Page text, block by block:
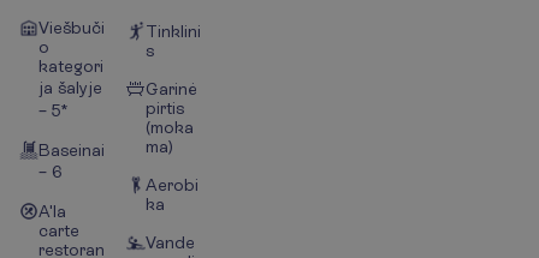
Viešbuči
o
kategori
ja šalyje
– 5*
Baseinai
– 6
A'la
carte
restoran
Tinklini
s
Garinė
pirtis
(moka
ma)
Aerobi
ka
Vande